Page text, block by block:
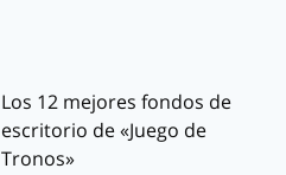
Los 12 mejores fondos de
escritorio de «Juego de
Tronos»